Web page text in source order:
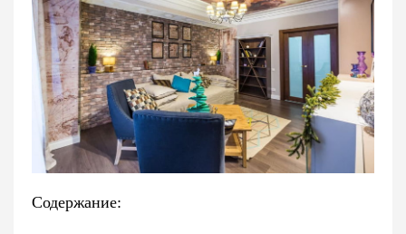
Содержание: